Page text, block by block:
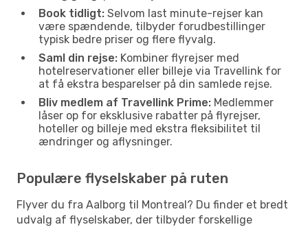
Book tidligt: Selvom last minute-rejser kan
være spændende, tilbyder forudbestillinger
typisk bedre priser og flere flyvalg.
Saml din rejse: Kombiner flyrejser med
hotelreservationer eller billeje via Travellink for
at få ekstra besparelser på din samlede rejse.
Bliv medlem af Travellink Prime: Medlemmer
låser op for eksklusive rabatter på flyrejser,
hoteller og billeje med ekstra fleksibilitet til
ændringer og aflysninger.
Populære flyselskaber på ruten
Flyver du fra Aalborg til Montreal? Du finder et bredt
udvalg af flyselskaber, der tilbyder forskellige